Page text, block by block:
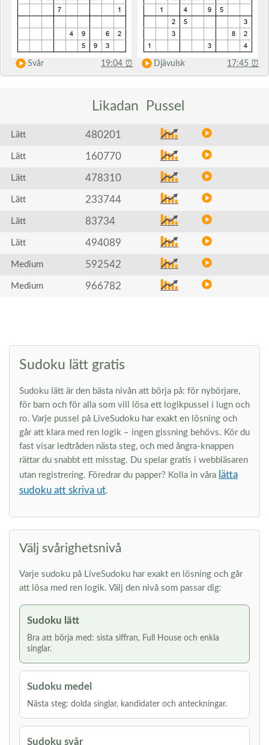
Svår 19:04 ⏰ Djävulsk 17:45 ⏰
Likadan Pussel
Lätt 480201
Lätt 160770
Lätt 478310
Lätt 233744
Lätt 83734
Lätt 494089
Medium 592542
Medium 966782
Sudoku lätt gratis
Sudoku lätt är den bästa nivån att börja på: för nybörjare,
för barn och för alla som vill lösa ett logikpussel i lugn och
ro. Varje pussel på LiveSudoku har exakt en lösning och
går att klara med ren logik – ingen gissning behövs. Kör du
fast visar ledtråden nästa steg, och med ångra-knappen
rättar du snabbt ett misstag. Du spelar gratis i webbläsaren
utan registrering. Föredrar du papper? Kolla in våra lätta
sudoku att skriva ut.
Välj svårighetsnivå
Varje sudoku på LiveSudoku har exakt en lösning och går
att lösa med ren logik. Välj den nivå som passar dig:
Sudoku lätt
Bra att börja med: sista siffran, Full House och enkla
singlar.
Sudoku medel
Nästa steg: dolda singlar, kandidater och anteckningar.
Sudoku svår